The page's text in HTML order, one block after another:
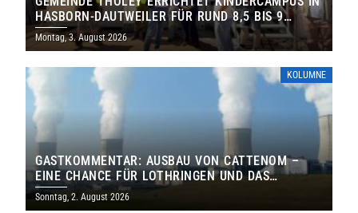
HASBORN-DAUTWEILER FÜR RUND 8,5 BIS 9
MILLIONEN EURO
Montag, 3. August 2026
KOLUMNE
GASTKOMMENTAR: AUSBAU VON CATTENOM –
EINE CHANCE FÜR LOTHRINGEN UND DAS
SAARLAND
Sonntag, 2. August 2026